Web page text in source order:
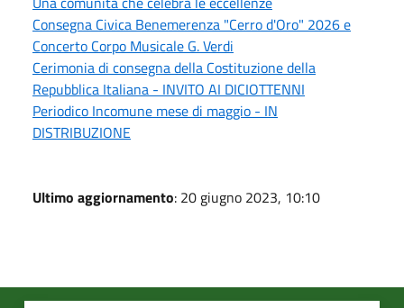
Consegna Civica Benemerenza "Cerro d'Oro" 2026 e
Concerto Corpo Musicale G. Verdi
Cerimonia di consegna della Costituzione della
Repubblica Italiana - INVITO AI DICIOTTENNI
Periodico Incomune mese di maggio - IN
DISTRIBUZIONE
Ultimo aggiornamento: 20 giugno 2023, 10:10